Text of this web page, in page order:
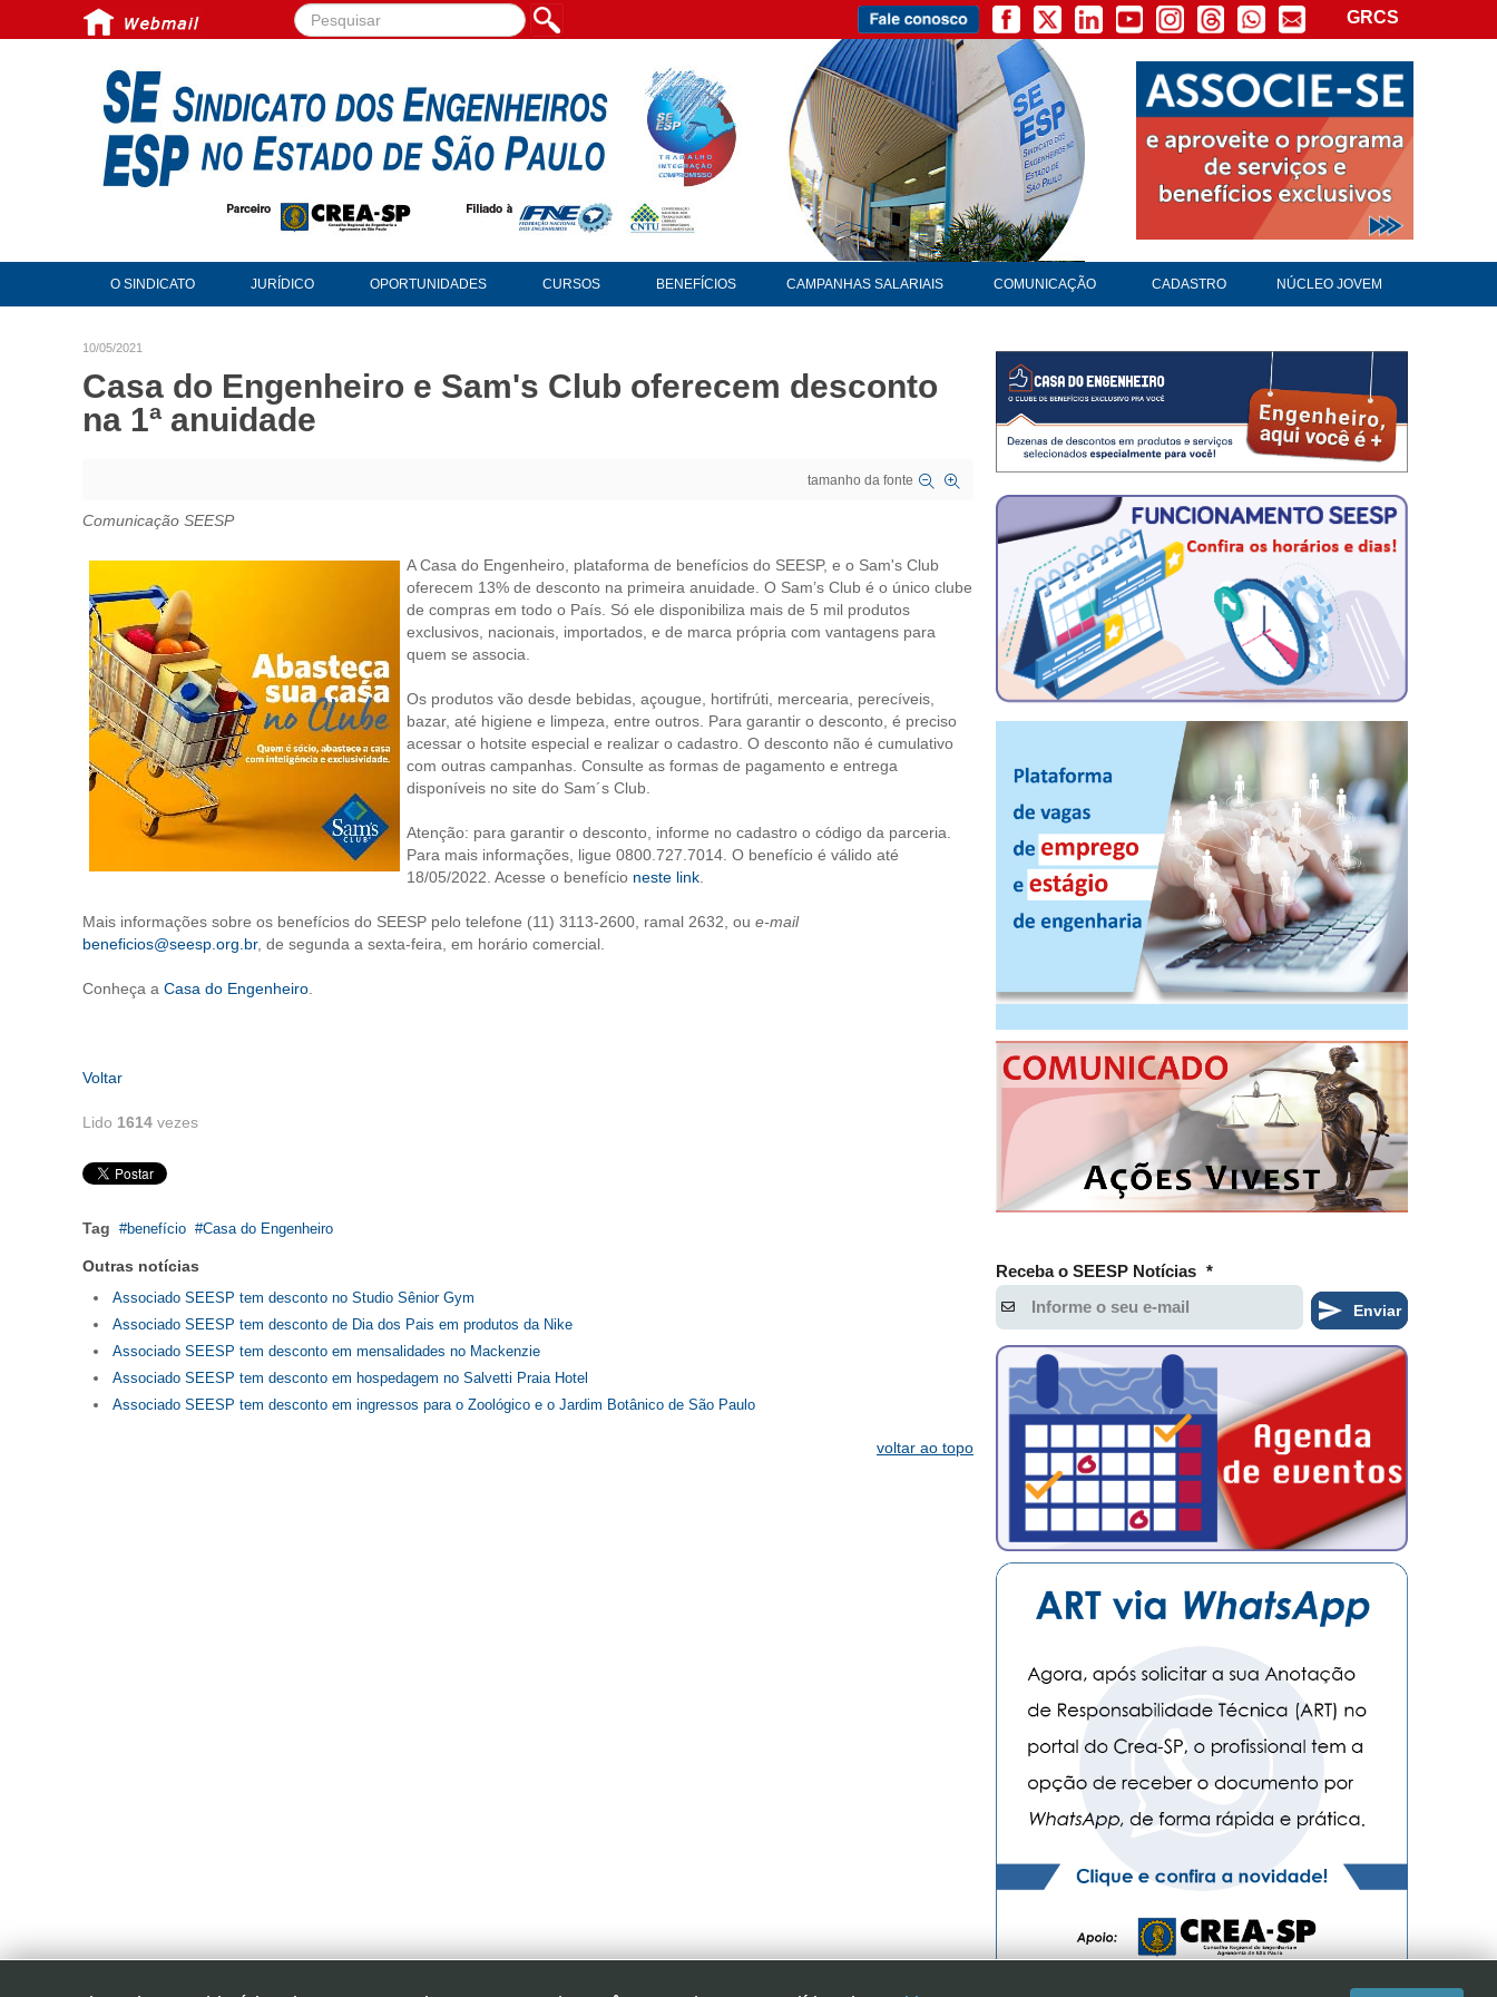
Pesquisar... GRCS
O SINDICATO JURÍDICO OPORTUNIDADES CURSOS BENEFÍCIOS CAMPANHAS SALARIAIS COMUNICAÇÃO CADASTRO NÚCLEO JOVEM
10/05/2021
Casa do Engenheiro e Sam's Club oferecem desconto
na 1ª anuidade
tamanho da fonte
Comunicação SEESP
A Casa do Engenheiro, plataforma de benefícios do SEESP, e o Sam's Club
oferecem 13% de desconto na primeira anuidade. O Sam’s Club é o único clube
de compras em todo o País. Só ele disponibiliza mais de 5 mil produtos
exclusivos, nacionais, importados, e de marca própria com vantagens para
quem se associa.
Os produtos vão desde bebidas, açougue, hortifrúti, mercearia, perecíveis,
bazar, até higiene e limpeza, entre outros. Para garantir o desconto, é preciso
acessar o hotsite especial e realizar o cadastro. O desconto não é cumulativo
com outras campanhas. Consulte as formas de pagamento e entrega
disponíveis no site do Sam´s Club.
Atenção: para garantir o desconto, informe no cadastro o código da parceria.
Para mais informações, ligue 0800.727.7014. O benefício é válido até
18/05/2022. Acesse o benefício neste link
Mais informações sobre os benefícios do SEESP pelo telefone (11) 3113-2600, ramal 2632, ou e-mail
beneficios@seesp.org.br, de segunda a sexta-feira, em horário comercial.
Conheça a Casa do Engenheiro
Voltar
Lido 1614 vezes
Tag benefício Casa do Engenheiro
Outras notícias
Associado SEESP tem desconto no Studio Sênior Gym
Associado SEESP tem desconto de Dia dos Pais em produtos da Nike
Associado SEESP tem desconto em mensalidades no Mackenzie
Associado SEESP tem desconto em hospedagem no Salvetti Praia Hotel
Associado SEESP tem desconto em ingressos para o Zoológico e o Jardim Botânico de São Paulo
voltar ao topo
Receba o SEESP Notícias *
Enviar